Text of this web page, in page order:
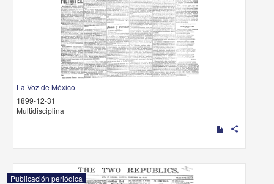
La Voz de México
1899-12-31
Multidisciplina
share
Publicación periódica